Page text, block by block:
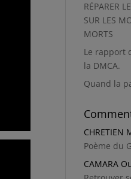
RÉPARER
SUR LES
MORTS
Le rapport
la DMCA.
Quand la
CHRETIEN
Poème du
CAMARA